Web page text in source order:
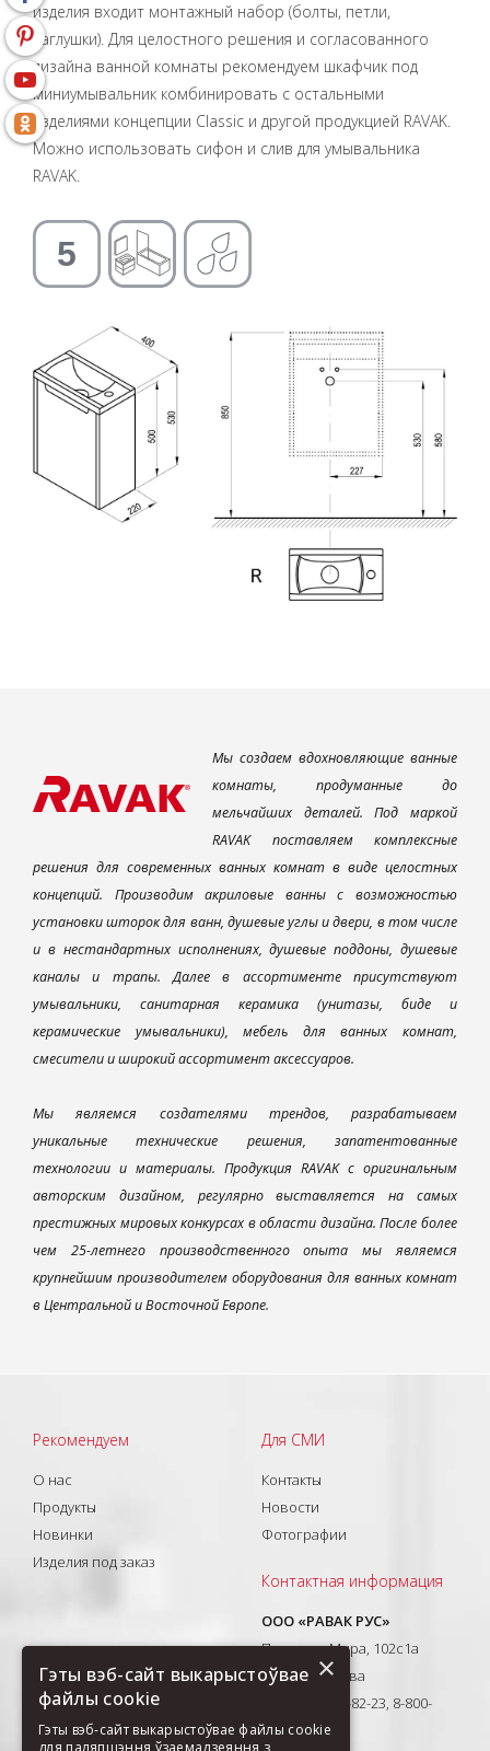
изделия входит монтажный набор (болты, петли,
заглушки). Для целостного решения и согласованного
дизайна ванной комнаты рекомендуем шкафчик под
миниумывальник комбинировать с остальными
изделиями концепции Classic и другой продукцией RAVAK.
Можно использовать сифон и слив для умывальника
RAVAK.
Мы создаем вдохновляющие ванные
комнаты, продуманные до
мельчайших деталей. Под маркой
RAVAK поставляем комплексные
решения для современных ванных комнат в виде целостных
концепций. Производим акриловые ванны с возможностью
установки шторок для ванн, душевые углы и двери, в том числе
и в нестандартных исполнениях, душевые поддоны, душевые
каналы и трапы. Далее в ассортименте присутствуют
умывальники, санитарная керамика (унитазы, биде и
керамические умывальники), мебель для ванных комнат,
смесители и широкий ассортимент аксессуаров.
Мы являемся создателями трендов, разрабатываем
уникальные технические решения, запатентованные
технологии и материалы. Продукция RAVAK с оригинальным
авторским дизайном, регулярно выставляется на самых
престижных мировых конкурсах в области дизайна. После более
чем 25-летнего производственного опыта мы являемся
крупнейшим производителем оборудования для ванных комнат
в Центральной и Восточной Европе.
Рекомендуем
О нас
Продукты
Новинки
Изделия под заказ
Для СМИ
Контакты
Новости
Фотографии
Контактная информация
ООО «РАВАК РУС»
Проспект Мира, 102с1а
129626, Москва
T: +7(495) 710-82-23, 8-800-
333-41-51
×
Гэты вэб-сайт выкарыстоўвае
файлы cookie
Гэты вэб-сайт выкарыстоўвае файлы cookie
для паляпшэння ўзаемадзеяння з